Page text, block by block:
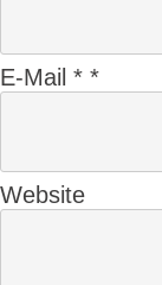
E-Mail * *
Website